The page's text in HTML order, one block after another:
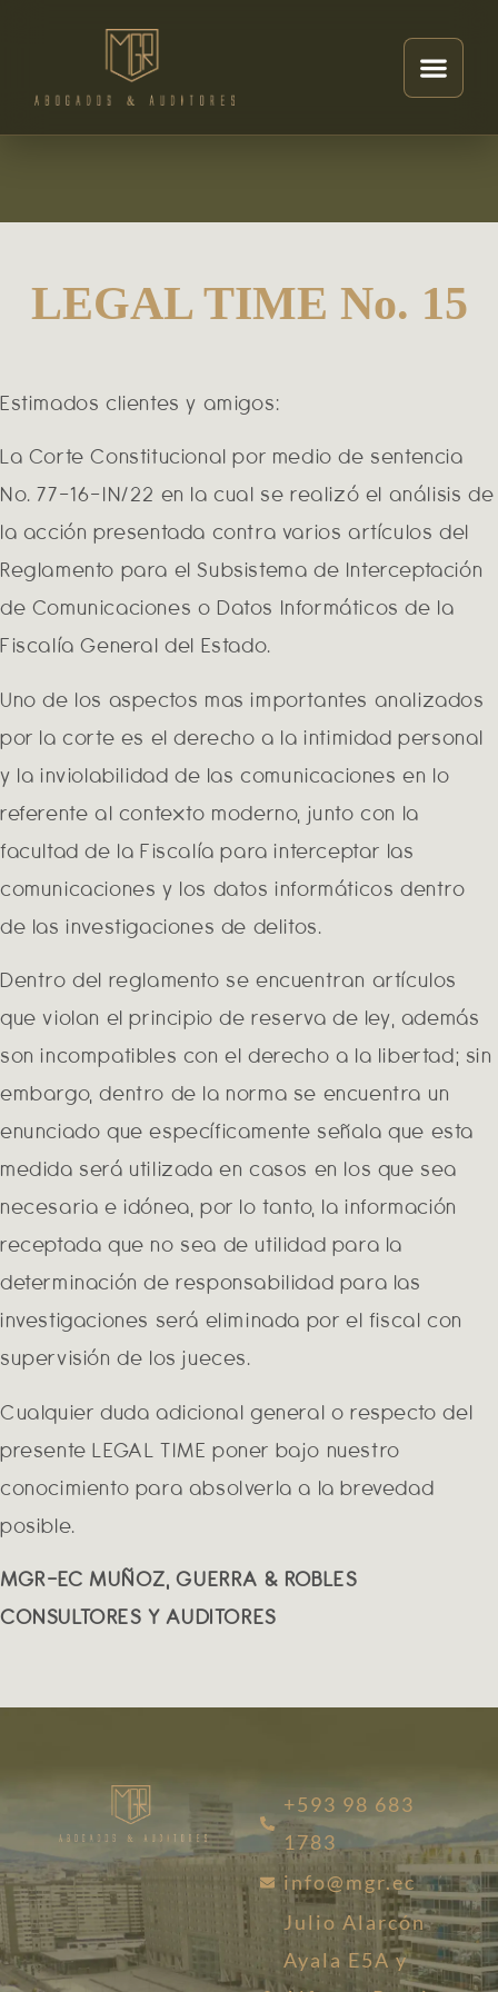
LEGAL TIME No. 15
Estimados clientes y amigos:
La Corte Constitucional por medio de sentencia
No. 77-16-IN/22 en la cual se realizó el análisis de
la acción presentada contra varios artículos del
Reglamento para el Subsistema de Interceptación
de Comunicaciones o Datos Informáticos de la
Fiscalía General del Estado.
Uno de los aspectos mas importantes analizados
por la corte es el derecho a la intimidad personal
y la inviolabilidad de las comunicaciones en lo
referente al contexto moderno, junto con la
facultad de la Fiscalía para interceptar las
comunicaciones y los datos informáticos dentro
de las investigaciones de delitos.
Dentro del reglamento se encuentran artículos
que violan el principio de reserva de ley, además
son incompatibles con el derecho a la libertad; sin
embargo, dentro de la norma se encuentra un
enunciado que específicamente señala que esta
medida será utilizada en casos en los que sea
necesaria e idónea, por lo tanto, la información
receptada que no sea de utilidad para la
determinación de responsabilidad para las
investigaciones será eliminada por el fiscal con
supervisión de los jueces.
Cualquier duda adicional general o respecto del
presente LEGAL TIME poner bajo nuestro
conocimiento para absolverla a la brevedad
posible.
MGR-EC MUÑOZ, GUERRA & ROBLES
CONSULTORES Y AUDITORES
+593 98 683
1783
info@mgr.ec
Julio Alarcón
Ayala E5A y